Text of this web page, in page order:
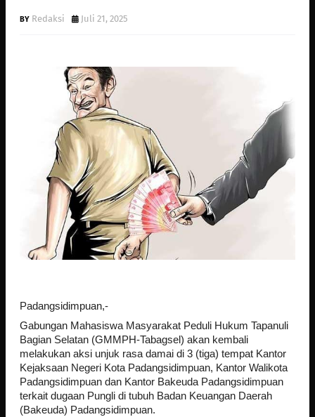
Redaksi Juli 21, 2025
Padangsidimpuan,-
Gabungan Mahasiswa Masyarakat Peduli Hukum Tapanuli
Bagian Selatan (GMMPH-Tabagsel) akan kembali
melakukan aksi unjuk rasa damai di 3 (tiga) tempat Kantor
Kejaksaan Negeri Kota Padangsidimpuan, Kantor Walikota
Padangsidimpuan dan Kantor Bakeuda Padangsidimpuan
terkait dugaan Pungli di tubuh Badan Keuangan Daerah
(Bakeuda) Padangsidimpuan.